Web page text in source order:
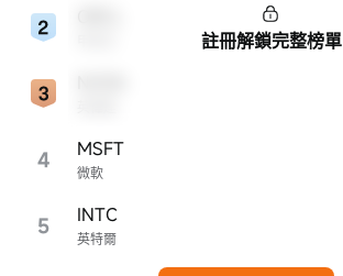
4 微軟
MSFT
5 英特爾
INTC
註冊解鎖完整榜單